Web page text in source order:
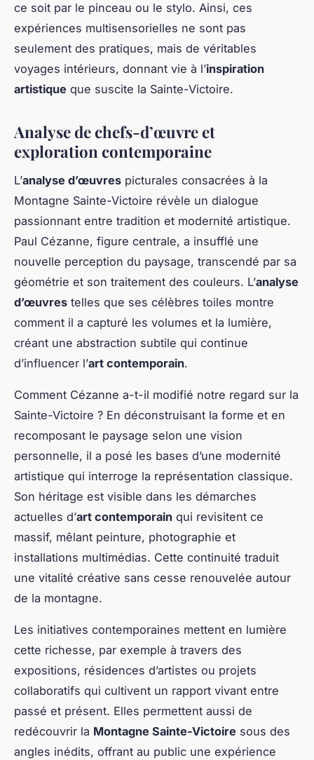
ce soit par le pinceau ou le stylo. Ainsi, ces
expériences multisensorielles ne sont pas
seulement des pratiques, mais de véritables
voyages intérieurs, donnant vie à l’inspiration
artistique que suscite la Sainte-Victoire.
Analyse de chefs-d’œuvre et
exploration contemporaine
L’analyse d’œuvres picturales consacrées à la
Montagne Sainte-Victoire révèle un dialogue
passionnant entre tradition et modernité artistique.
Paul Cézanne, figure centrale, a insufflé une
nouvelle perception du paysage, transcendé par sa
géométrie et son traitement des couleurs. L’analyse
d’œuvres telles que ses célèbres toiles montre
comment il a capturé les volumes et la lumière,
créant une abstraction subtile qui continue
d’influencer l’art contemporain.
Comment Cézanne a-t-il modifié notre regard sur la
Sainte-Victoire ? En déconstruisant la forme et en
recomposant le paysage selon une vision
personnelle, il a posé les bases d’une modernité
artistique qui interroge la représentation classique.
Son héritage est visible dans les démarches
actuelles d’art contemporain qui revisitent ce
massif, mêlant peinture, photographie et
installations multimédias. Cette continuité traduit
une vitalité créative sans cesse renouvelée autour
de la montagne.
Les initiatives contemporaines mettent en lumière
cette richesse, par exemple à travers des
expositions, résidences d’artistes ou projets
collaboratifs qui cultivent un rapport vivant entre
passé et présent. Elles permettent aussi de
redécouvrir la Montagne Sainte-Victoire sous des
angles inédits, offrant au public une expérience